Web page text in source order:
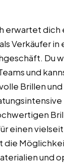
erwartet dich
Verkäufer in
Du
und
Brillen
einen
die
und